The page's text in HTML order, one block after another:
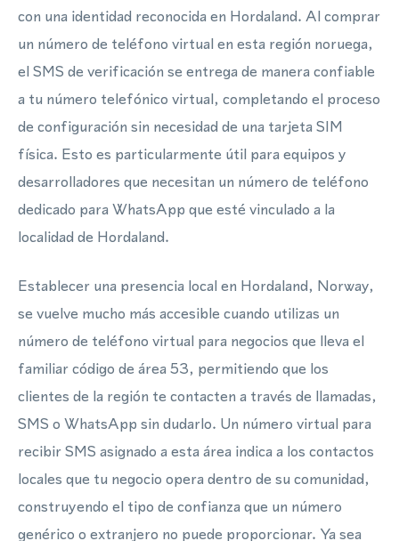
con una identidad reconocida en Hordaland. Al comprar
un número de teléfono virtual en esta región noruega,
el SMS de verificación se entrega de manera confiable
a tu número telefónico virtual, completando el proceso
de configuración sin necesidad de una tarjeta SIM
física. Esto es particularmente útil para equipos y
desarrolladores que necesitan un número de teléfono
dedicado para WhatsApp que esté vinculado a la
localidad de Hordaland.
Establecer una presencia local en Hordaland, Norway,
se vuelve mucho más accesible cuando utilizas un
número de teléfono virtual para negocios que lleva el
familiar código de área 53, permitiendo que los
clientes de la región te contacten a través de llamadas,
SMS o WhatsApp sin dudarlo. Un número virtual para
recibir SMS asignado a esta área indica a los contactos
locales que tu negocio opera dentro de su comunidad,
construyendo el tipo de confianza que un número
genérico o extranjero no puede proporcionar. Ya sea